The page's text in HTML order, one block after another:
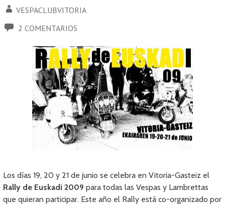
VESPACLUBVITORIA
2 COMENTARIOS
Los días 19, 20 y 21 de junio se celebra en Vitoria-Gasteiz el
Rally de Euskadi 2009 para todas las Vespas y Lambrettas
que quieran participar. Este año el Rally está co-organizado por